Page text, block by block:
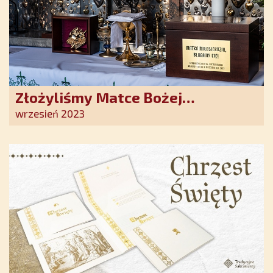
Złożyliśmy Matce Bożej
Ostrobramskiej pozłacane wotum
wrzesień 2023